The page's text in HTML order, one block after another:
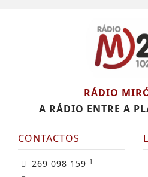
RÁDIO
A RÁDIO ENTRE A
CONTACTOS
269 098 159 1